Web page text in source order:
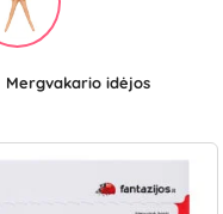
Mergvakario idėjos